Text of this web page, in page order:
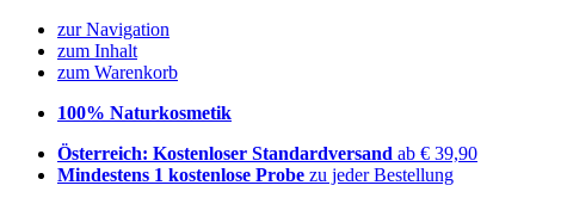
zur Navigation
zum Inhalt
zum Warenkorb
100% Naturkosmetik
Österreich: Kostenloser Standardversand ab € 39,90
Mindestens 1 kostenlose Probe zu jeder Bestellung